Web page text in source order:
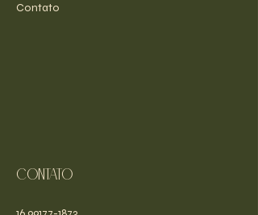
Contato
Contato